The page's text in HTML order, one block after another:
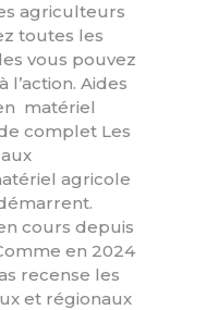
agriculteurs
toutes les
vous pouvez
Aides
matériel
complet Les
agricole
cours depuis
en 2024
recense les
et régionaux